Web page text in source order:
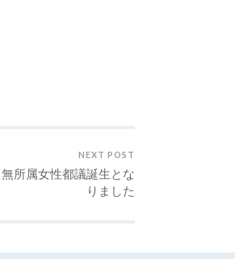
NEXT POST
所属女性都議誕生とな
りました